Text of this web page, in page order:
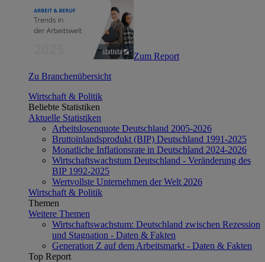
Zum Report
Zu Branchenübersicht
Wirtschaft & Politik
Beliebte Statistiken
Aktuelle Statistiken
Arbeitslosenquote Deutschland 2005-2026
Bruttoinlandsprodukt (BIP) Deutschland 1991-2025
Monatliche Inflationsrate in Deutschland 2024-2026
Wirtschaftswachstum Deutschland - Veränderung des
BIP 1992-2025
Wertvollste Unternehmen der Welt 2026
Wirtschaft & Politik
Themen
Weitere Themen
Wirtschaftswachstum: Deutschland zwischen Rezession
und Stagnation - Daten & Fakten
Generation Z auf dem Arbeitsmarkt - Daten & Fakten
Top Report